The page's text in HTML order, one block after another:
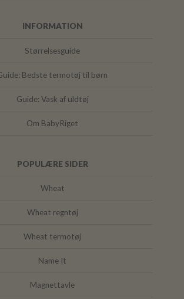
INFORMATION
Størrelsesguide
Bedste termotøj til børn
Guide: Vask af uldtøj
Om BabyRiget
POPULÆRE SIDER
Wheat
Wheat regntøj
Wheat termotøj
Name It
Magnettavle